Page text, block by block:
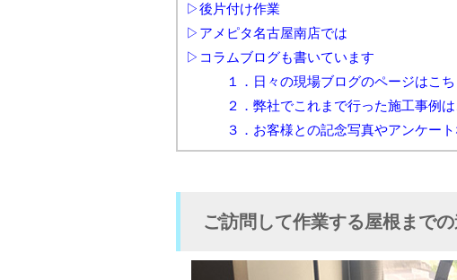
▷後片付け作業
▷アメピタ名古屋南店では
▷コラムブログも書いています
１．日々の現場ブログのページはこち
２．弊社でこれまで行った施工事例は
３．お客様との記念写真やアンケート
ご訪問して作業する屋根まで